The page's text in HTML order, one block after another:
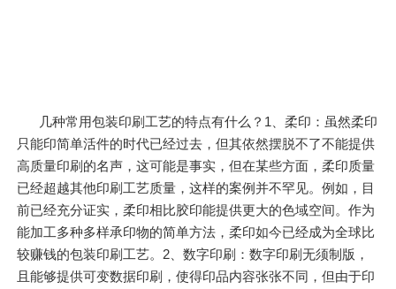
几种常用包装印刷工艺的特点有什么？1、柔印：虽然柔印
只能印简单活件的时代已经过去，但其依然摆脱不了不能提供
高质量印刷的名声，这可能是事实，但在某些方面，柔印质量
已经超越其他印刷工艺质量，这样的案例并不罕见。例如，目
前已经充分证实，柔印相比胶印能提供更大的色域空间。作为
能加工多种多样承印物的简单方法，柔印如今已经成为全球比
较赚钱的包装印刷工艺。2、数字印刷：数字印刷无须制版，
且能够提供可变数据印刷，使得印品内容张张不同，但由于印